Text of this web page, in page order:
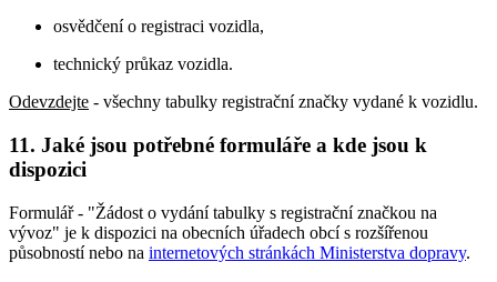
osvědčení o registraci vozidla,
technický průkaz vozidla.
Odevzdejte - všechny tabulky registrační značky vydané k vozidlu.
11. Jaké jsou potřebné formuláře a kde jsou k
dispozici
Formulář - "Žádost o vydání tabulky s registrační značkou na
vývoz" je k dispozici na obecních úřadech obcí s rozšířenou
působností nebo na internetových stránkách Ministerstva dopravy.